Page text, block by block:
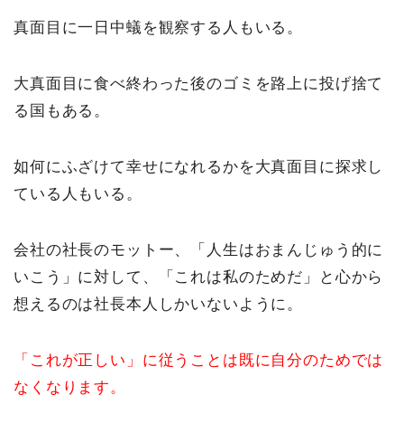
真面目に一日中蟻を観察する人もいる。
大真面目に食べ終わった後のゴミを路上に投げ捨て
る国もある。
如何にふざけて幸せになれるかを大真面目に探求し
ている人もいる。
会社の社長のモットー、「人生はおまんじゅう的に
いこう」に対して、「これは私のためだ」と心から
想えるのは社長本人しかいないように。
「これが正しい」に従うことは既に自分のためでは
なくなります。